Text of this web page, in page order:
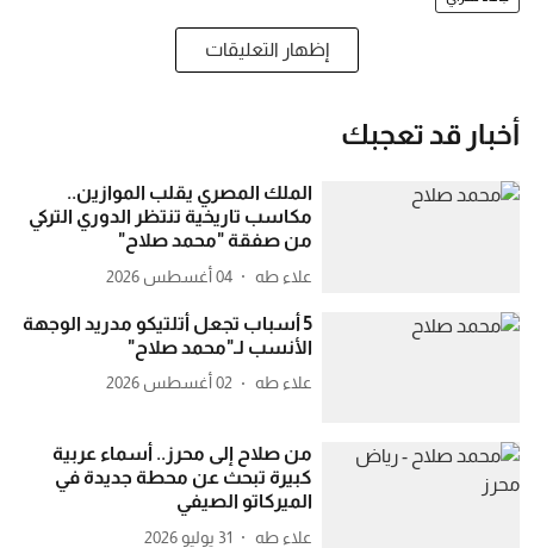
إظهار التعليقات
أخبار قد تعجبك
الملك المصري يقلب الموازين..
مكاسب تاريخية تنتظر الدوري التركي
من صفقة "محمد صلاح"
علاء طه 04 أغسطس 2026
5 أسباب تجعل أتلتيكو مدريد الوجهة
الأنسب لـ"محمد صلاح"
علاء طه 02 أغسطس 2026
من صلاح إلى محرز.. أسماء عربية
كبيرة تبحث عن محطة جديدة في
الميركاتو الصيفي
علاء طه 31 يوليو 2026